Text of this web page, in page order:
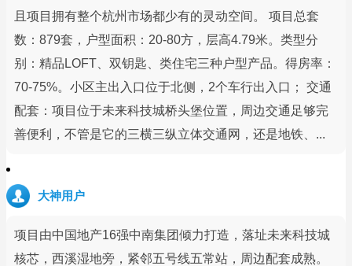
且项目拥有整个杭州市场都少有的灵动空间。 项目总套
数：879套，户型面积：20-80方，层高4.79米。类型分
别：精品LOFT、双钥匙、类住宅三种户型产品。得房率：
70-75%。小区主出入口位于北侧，2个车行出入口； 交通
配套：项目位于未来科技城桥头堡位置，周边交通足够完
善便利，不管是它的三横三纵立体交通网，还是地铁、...
大神用户
项目由中国地产16强中南集团倾力打造，落址未来科技城
核芯，西溪湿地旁，紧邻五号线五常站，周边配套成熟。